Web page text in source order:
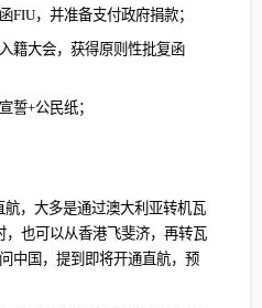
FIU，并准备支付政府捐款；
籍大会，获得原则性批复函
誓+公民纸；
航，大多是通过澳大利亚转机瓦
，也可以从香港飞斐济，再转瓦
中国，提到即将开通直航，预